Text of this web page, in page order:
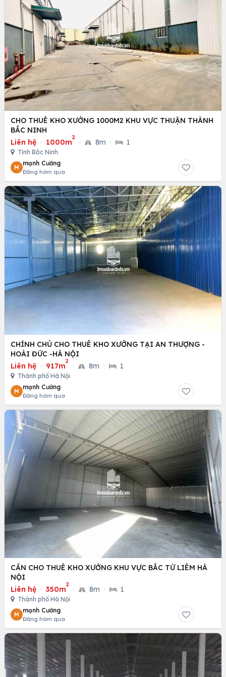
CHO THUÊ KHO XƯỞNG 1000M2 KHU VỰC THUẬN THÀNH
BẮC NINH
Liên hệ · 1000m
2
· 8m · 1
Tỉnh Bắc Ninh
M
mạnh Cường
Đăng hôm qua
CHÍNH CHỦ CHO THUÊ KHO XƯỞNG TẠI AN THƯỢNG -
HOÀI ĐỨC -HÀ NỘI
Liên hệ · 917m
2
· 8m · 1
Thành phố Hà Nội
M
mạnh Cường
Đăng hôm qua
CẦN CHO THUÊ KHO XƯỞNG KHU VỰC BẮC TỪ LIÊM HÀ
NỘI
Liên hệ · 350m
2
· 8m · 1
Thành phố Hà Nội
M
mạnh Cường
Đăng hôm qua